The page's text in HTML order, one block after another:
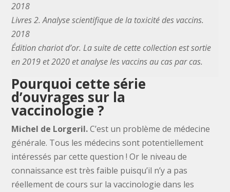
2018
Livres 2. Analyse scientifique de la toxicité des vaccins.
2018
Édition chariot d’or. La suite de cette collection est sortie
en 2019 et 2020 et analyse les vaccins au cas par cas.
Pourquoi cette série
d’ouvrages sur la
vaccinologie ?
Michel de Lorgeril.C’est un problème de médecine
générale. Tous les médecins sont potentiellement
intéressés par cette question ! Or le niveau de
connaissance est très faible puisqu’il n’y a pas
réellement de cours sur la vaccinologie dans les